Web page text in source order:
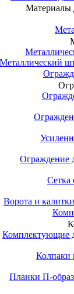
Материалы
Металлический
Ограждение
Сетка
Ворота и
Комплектующие
Колпаки
Планки П-